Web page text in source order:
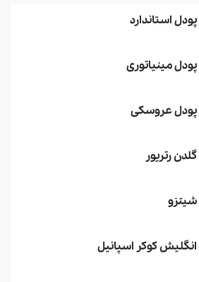
پودل استاندارد
پودل مینیاتوری
پودل عروسکی
گلدن رتریور
شیتزو
انگلیش کوکر اسپانیل